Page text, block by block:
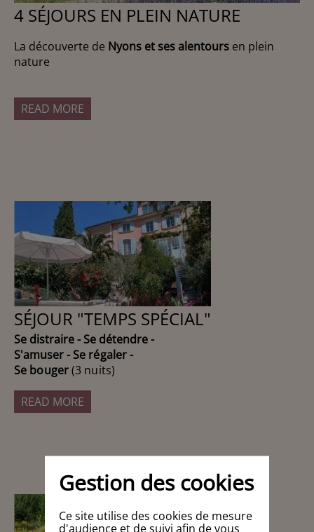
4 SÉJOURS EN PLEIN NATURE
La découverte de Nyons et ses alentours en plein
nature
READ MORE
SÉJOUR "TEMPS SPÉCIAL"
Se distraire - Se détendre -
S'amuser - Se régaler -
Se bouger(3 nuits)
READ MORE
Gestion des cookies
Ce site utilise des cookies de mesure
d'audience et de suivi afin de vous